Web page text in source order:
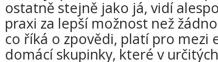
ostatně stejně jako já, vidí
praxi za lepší možnost než
co říká o zpovědi, platí pro mezi
domácí skupinky, které v